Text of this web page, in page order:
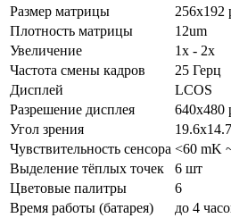
Размер матрицы
256x192
Плотность матрицы
12um
Увеличение
1x - 2x
Частота смены кадров
25 Герц
Дисплей
LCOS
Разрешение дисплея
640x480
Угол зрения
19.6x14.7
Чувствительность сенсора <60 mK
Выделение тёплых точек
6 шт
Цветовые палитры
6
Время работы (батарея)
до 4